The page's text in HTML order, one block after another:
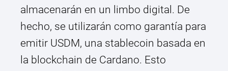
almacenarán en un limbo digital. De
hecho, se utilizarán como garantía para
emitir USDM, una stablecoin basada en
la blockchain de Cardano. Esto